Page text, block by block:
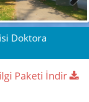
Next
Doktora
Paketi İndir